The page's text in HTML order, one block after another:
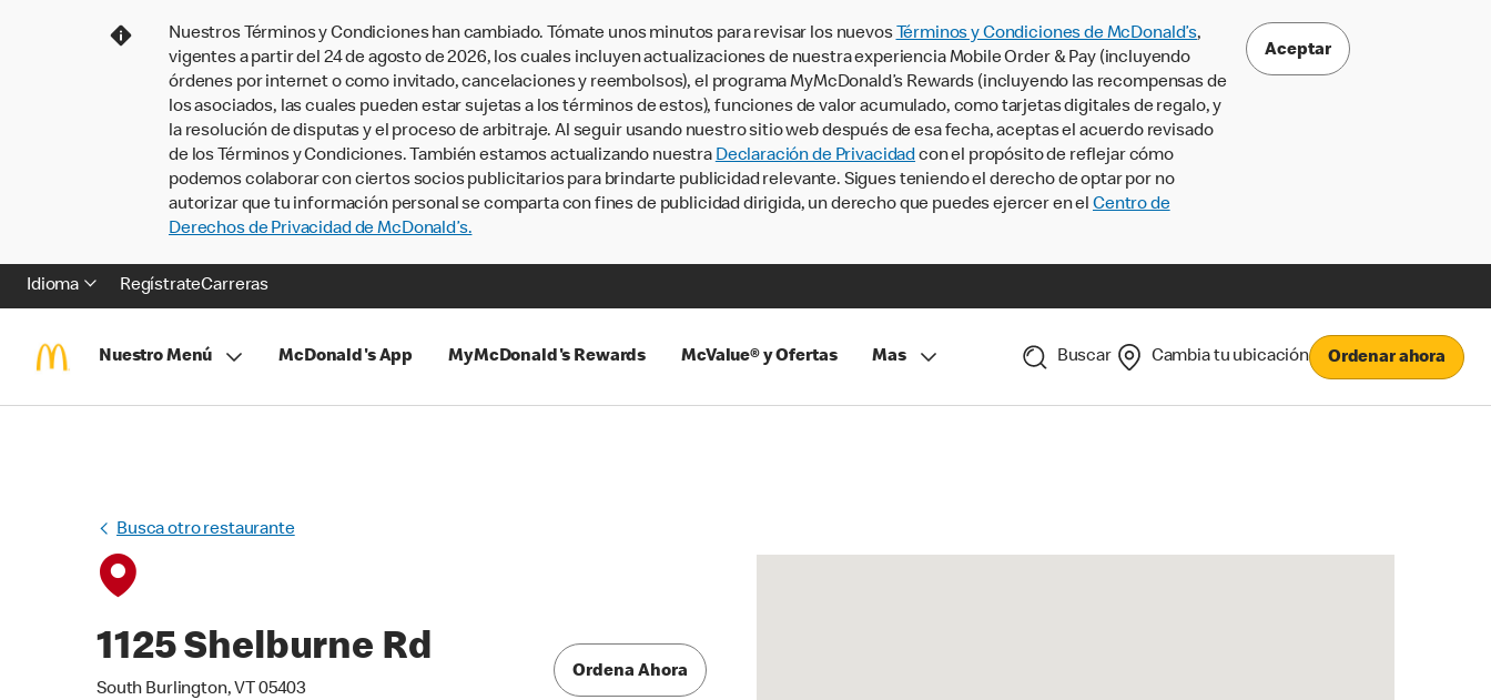
Nuestros Términos y Condiciones han cambiado. Tómate unos minutos para revisar los nuevos Términos y Condiciones de McDonald’s,
vigentes a partir del 24 de agosto de 2026, los cuales incluyen actualizaciones de nuestra experiencia Mobile Order & Pay (incluyendo
órdenes por internet o como invitado, cancelaciones y reembolsos), el programa MyMcDonald’s Rewards (incluyendo las recompensas de
los asociados, las cuales pueden estar sujetas a los términos de estos), funciones de valor acumulado, como tarjetas digitales de regalo, y
la resolución de disputas y el proceso de arbitraje. Al seguir usando nuestro sitio web después de esa fecha, aceptas el acuerdo revisado
de los Términos y Condiciones. También estamos actualizando nuestra Declaración de Privacidadcon el propósito de reflejar cómo
podemos colaborar con ciertos socios publicitarios para brindarte publicidad relevante. Sigues teniendo el derecho de optar por no
autorizar que tu información personal se comparta con fines de publicidad dirigida, un derecho que puedes ejercer en el Centro de
Derechos de Privacidad de McDonald’s.
Aceptar
Idioma RegístrateCarreras
Nuestro Menú McDonald's App MyMcDonald's Rewards McValue® y Ofertas Mas Buscar Cambia tu ubicación Ordenar ahora
Busca otro restaurante
1125 Shelburne Rd
South Burlington, VT 05403
Ordena Ahora